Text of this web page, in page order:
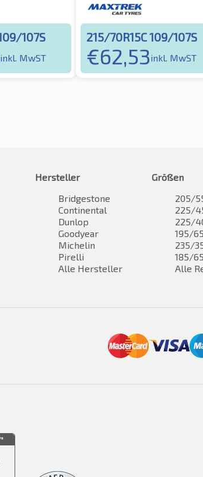
107S
inkl. MwST
215/70R15C 109/107S
€62,53inkl. MwST
Hersteller
Bridgestone
Continental
Dunlop
Goodyear
Michelin
Pirelli
Alle Hersteller
Größen
205/
225/
225/
195/
235/
185/
Alle